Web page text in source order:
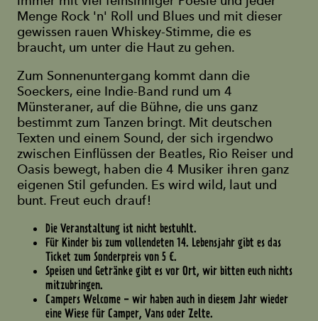
Menge Rock 'n' Roll und Blues und mit dieser
gewissen rauen Whiskey-Stimme, die es
braucht, um unter die Haut zu gehen.
Zum Sonnenuntergang kommt dann die
Soeckers, eine Indie-Band rund um 4
Münsteraner, auf die Bühne, die uns ganz
bestimmt zum Tanzen bringt. Mit deutschen
Texten und einem Sound, der sich irgendwo
zwischen Einflüssen der Beatles, Rio Reiser und
Oasis bewegt, haben die 4 Musiker ihren ganz
eigenen Stil gefunden. Es wird wild, laut und
bunt. Freut euch drauf!
Die Veranstaltung ist nicht bestuhlt.
Für Kinder bis zum vollendeten 14. Lebensjahr gibt es das
Ticket zum Sonderpreis von 5 €.
Speisen und Getränke gibt es vor Ort, wir bitten euch nichts
mitzubringen.
Campers Welcome - wir haben auch in diesem Jahr wieder
eine Wiese für Camper, Vans oder Zelte.